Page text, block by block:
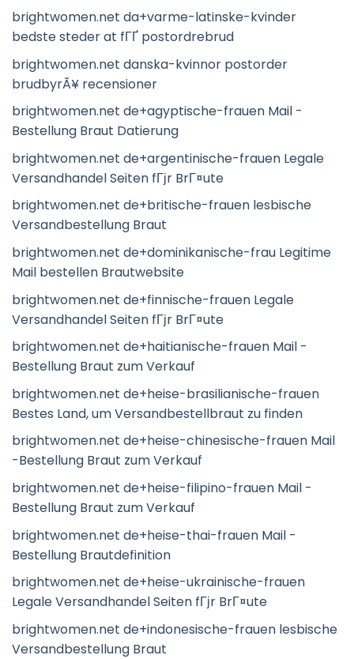
brightwomen.net da+varme-latinske-kvinder
bedste steder at fГҐ postordrebrud
brightwomen.net danska-kvinnor postorder
brudbyrÃ¥ recensioner
brightwomen.net de+agyptische-frauen Mail -
Bestellung Braut Datierung
brightwomen.net de+argentinische-frauen Legale
Versandhandel Seiten fГјr BrГ¤ute
brightwomen.net de+britische-frauen lesbische
Versandbestellung Braut
brightwomen.net de+dominikanische-frau Legitime
Mail bestellen Brautwebsite
brightwomen.net de+finnische-frauen Legale
Versandhandel Seiten fГјr BrГ¤ute
brightwomen.net de+haitianische-frauen Mail -
Bestellung Braut zum Verkauf
brightwomen.net de+heise-brasilianische-frauen
Bestes Land, um Versandbestellbraut zu finden
brightwomen.net de+heise-chinesische-frauen Mail
-Bestellung Braut zum Verkauf
brightwomen.net de+heise-filipino-frauen Mail -
Bestellung Braut zum Verkauf
brightwomen.net de+heise-thai-frauen Mail -
Bestellung Brautdefinition
brightwomen.net de+heise-ukrainische-frauen
Legale Versandhandel Seiten fГјr BrГ¤ute
brightwomen.net de+indonesische-frauen lesbische
Versandbestellung Braut